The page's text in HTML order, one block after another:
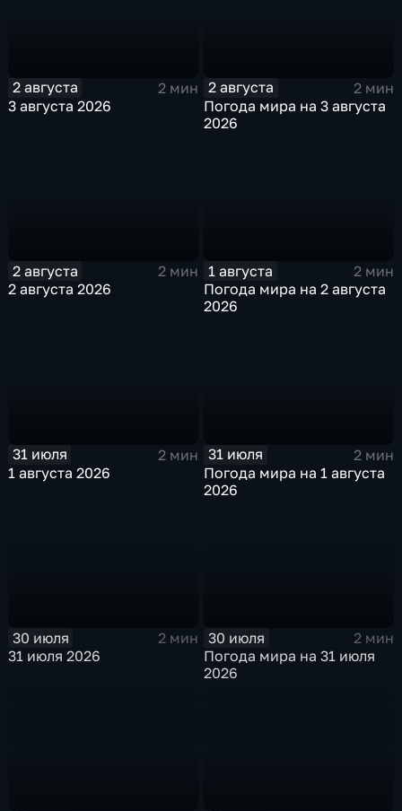
2 августа
2 мин
3 августа 2026
2 августа
2 мин
Погода мира на 3 августа
2026
2 августа
2 мин
2 августа 2026
1 августа
2 мин
Погода мира на 2 августа
2026
31 июля
2 мин
1 августа 2026
31 июля
2 мин
Погода мира на 1 августа
2026
30 июля
2 мин
31 июля 2026
30 июля
2 мин
Погода мира на 31 июля
2026